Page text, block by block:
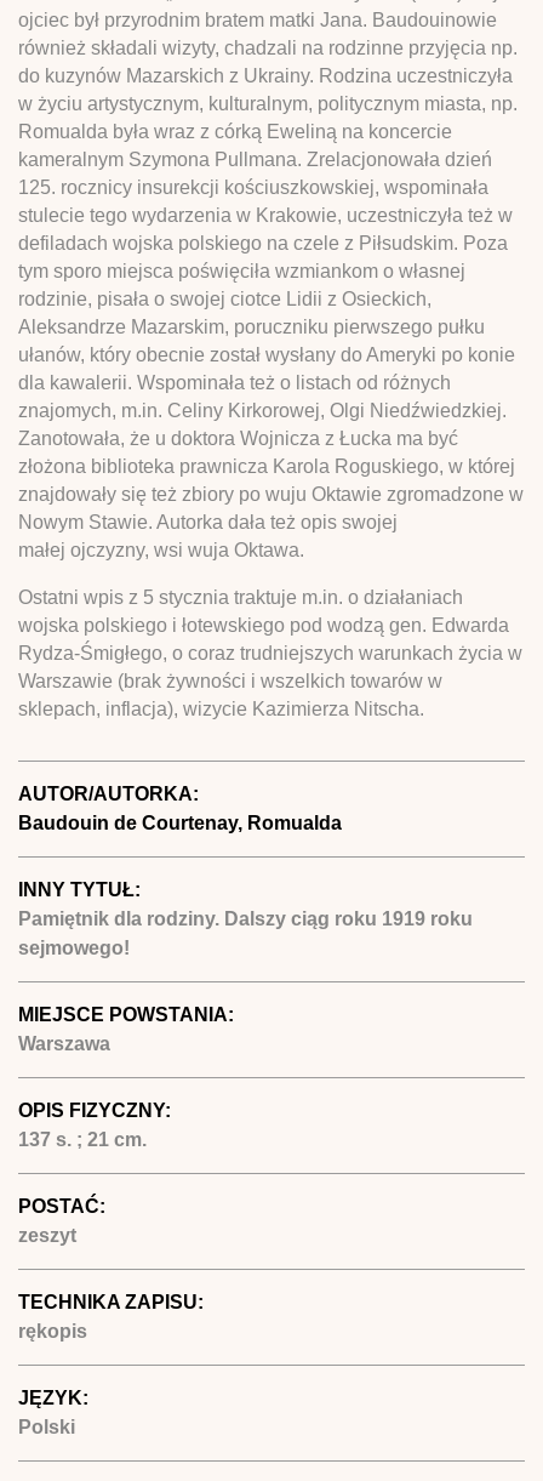
ojciec był przyrodnim bratem matki Jana. Baudouinowie
również składali wizyty, chadzali na rodzinne przyjęcia np.
do kuzynów Mazarskich z Ukrainy. Rodzina uczestniczyła
w życiu artystycznym, kulturalnym, politycznym miasta, np.
Romualda była wraz z córką Eweliną na koncercie
kameralnym Szymona Pullmana. Zrelacjonowała dzień
125. rocznicy insurekcji kościuszkowskiej, wspominała
stulecie tego wydarzenia w Krakowie, uczestniczyła też w
defiladach wojska polskiego na czele z Piłsudskim. Poza
tym sporo miejsca poświęciła wzmiankom o własnej
rodzinie, pisała o swojej ciotce Lidii z Osieckich,
Aleksandrze Mazarskim, poruczniku pierwszego pułku
ułanów, który obecnie został wysłany do Ameryki po konie
dla kawalerii. Wspominała też o listach od różnych
znajomych, m.in. Celiny Kirkorowej, Olgi Niedźwiedzkiej.
Zanotowała, że u doktora Wojnicza z Łucka ma być
złożona biblioteka prawnicza Karola Roguskiego, w której
znajdowały się też zbiory po wuju Oktawie zgromadzone w
Nowym Stawie. Autorka dała też opis swojej
małej ojczyzny, wsi wuja Oktawa.
Ostatni wpis z 5 stycznia traktuje m.in. o działaniach
wojska polskiego i łotewskiego pod wodzą gen. Edwarda
Rydza-Śmigłego, o coraz trudniejszych warunkach życia w
Warszawie (brak żywności i wszelkich towarów w
sklepach, inflacja), wizycie Kazimierza Nitscha.
AUTOR/AUTORKA:
Baudouin de Courtenay, Romualda
INNY TYTUŁ:
Pamiętnik dla rodziny. Dalszy ciąg roku 1919 roku
sejmowego!
MIEJSCE POWSTANIA:
Warszawa
OPIS FIZYCZNY:
137 s. ; 21 cm.
POSTAĆ:
zeszyt
TECHNIKA ZAPISU:
rękopis
JĘZYK:
Polski